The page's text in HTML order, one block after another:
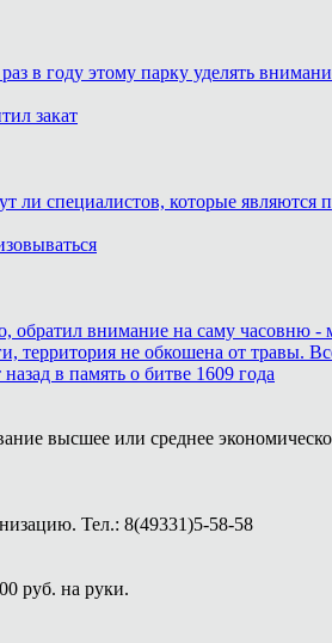
в году этому парку уделять
закат
ли специалистов, которые
внимание на саму часовню
территория не обкошена от травы.
в память о битве 1609 года
высшее или среднее
Тел.: 8(49331)5-58-58
руб. на руки.